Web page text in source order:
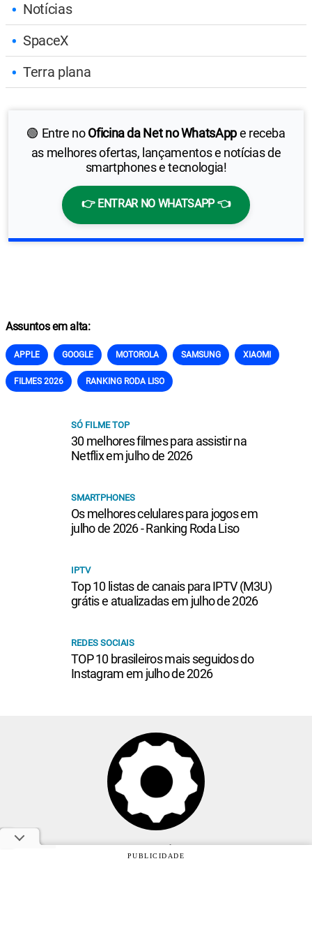
Notícias
SpaceX
Terra plana
🟢 Entre noOficina da Net no WhatsAppe receba
as melhores ofertas, lançamentos e notícias de
smartphones e tecnologia!
👉 ENTRAR NO WHATSAPP 👈
Assuntos em alta:
APPLE GOOGLE MOTOROLA SAMSUNG XIAOMI
FILMES 2026 RANKING RODA LISO
SÓ FILME TOP
30 melhores filmes para assistir na
Netflix em julho de 2026
SMARTPHONES
Os melhores celulares para jogos em
julho de 2026 - Ranking Roda Liso
IPTV
Top 10 listas de canais para IPTV (M3U)
grátis e atualizadas em julho de 2026
REDES SOCIAIS
TOP 10 brasileiros mais seguidos do
Instagram em julho de 2026
Anuncie
PUBLICIDADE